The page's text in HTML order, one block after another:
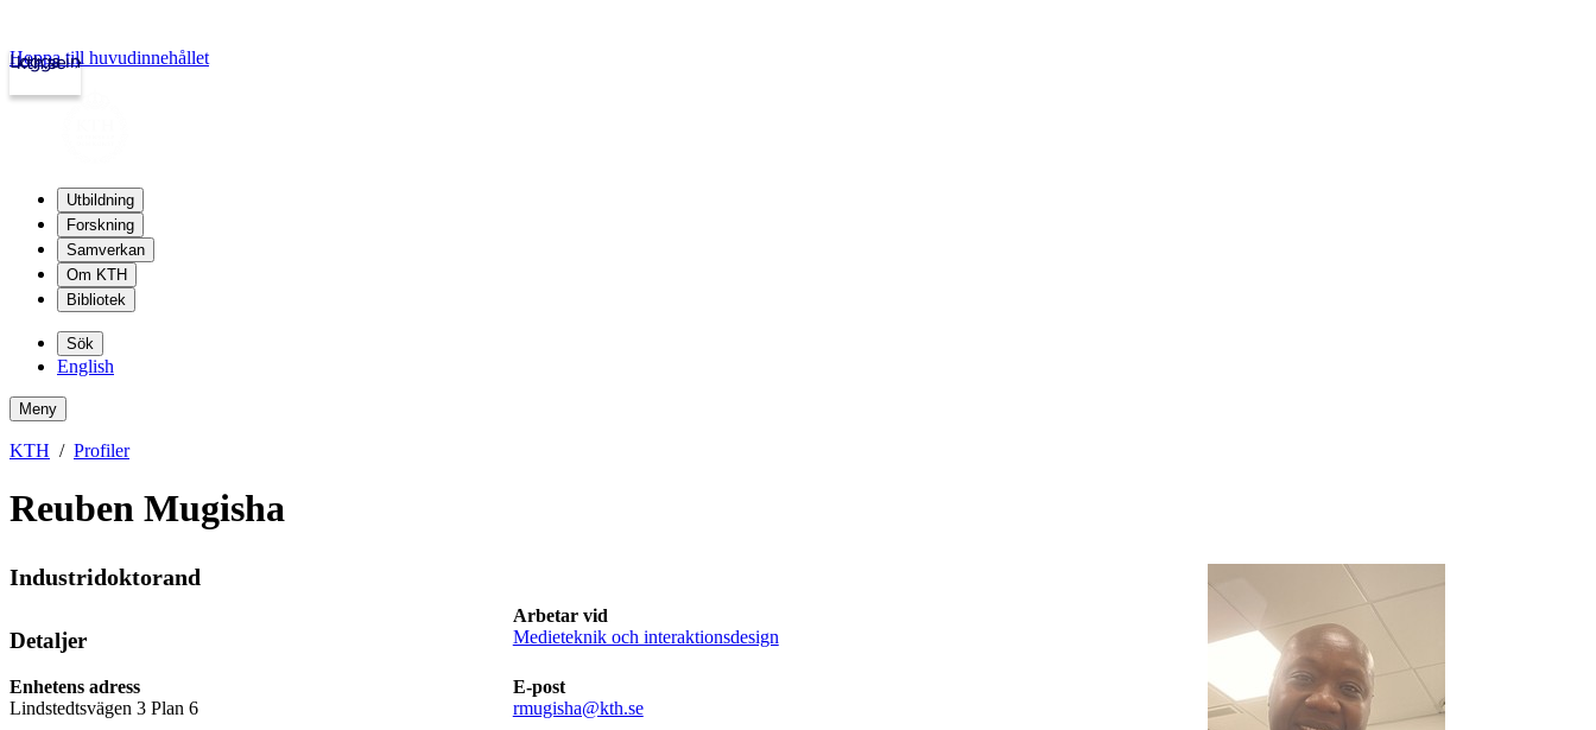
kth.se
Logga in
Hoppa till huvudinnehållet
Utbildning
Forskning
Samverkan
Om KTH
Bibliotek
Sök
English
Meny
KTH Profiler
Reuben Mugisha
Industridoktorand
Detaljer
Arbetar vid
Medieteknik och interaktionsdesign
Enhetens adress
Lindstedtsvägen 3 Plan 6
E-post
rmugisha@kth.se